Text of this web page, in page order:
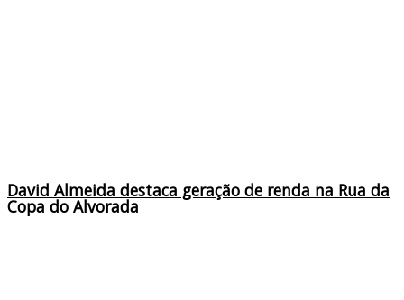
David Almeida destaca geração de renda na Rua da
Copa do Alvorada